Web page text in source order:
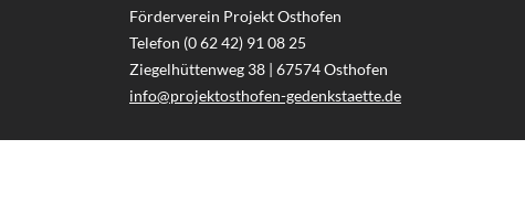
Förderverein Projekt Osthofen
Telefon (0 62 42) 91 08 25
Ziegelhüttenweg 38 | 67574 Osthofen
info@projektosthofen-gedenkstaette.de